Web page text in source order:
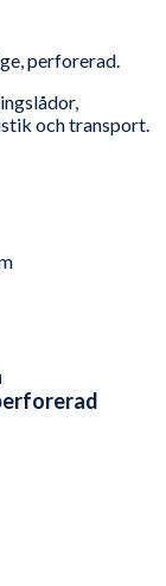
perforerad.
och transport.